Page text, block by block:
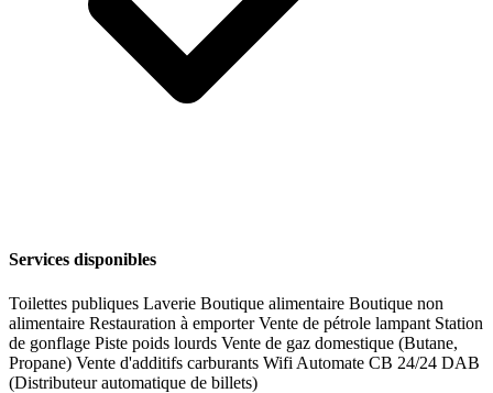
Services disponibles
Toilettes publiques Laverie Boutique alimentaire Boutique non
alimentaire Restauration à emporterVente de pétrole lampant Station
de gonflage Piste poids lourds Vente de gaz domestique (Butane,
Propane) Vente d'additifs carburants Wifi Automate CB 24/24 DAB
(Distributeur automatique de billets)